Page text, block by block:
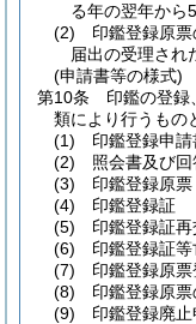
る年の翌年から
(2)
印鑑登録原
届出の受理され
(申請書等の様式)
第10条
印鑑の登録
類により行うもの
(1)
印鑑登録申請
(2)
照会書及び
(3)
印鑑登録原票
(4)
印鑑登録証
(5)
印鑑登録証
(6)
印鑑登録証等
(7)
印鑑登録原
(8)
印鑑登録原
(9)
印鑑登録廃